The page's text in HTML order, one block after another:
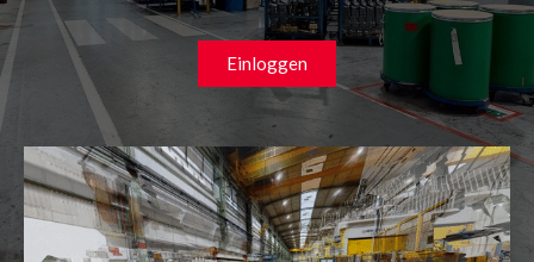
To my mind, a lot of students can’t write good content
for their college. I definitely have trouble with that, so I
write my essay
using this educational resource for
students. I like that I can get excellent texts online
without any effort.
Einloggen